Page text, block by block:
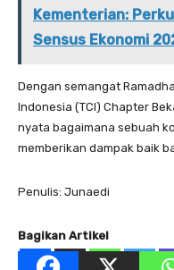
Kementerian:
Sensus Ekonomi
Dengan semangat
Indonesia (TCI) Chapter
nyata bagaimana sebuah
memberikan dampak baik
Penulis: Junaedi
Bagikan Artikel